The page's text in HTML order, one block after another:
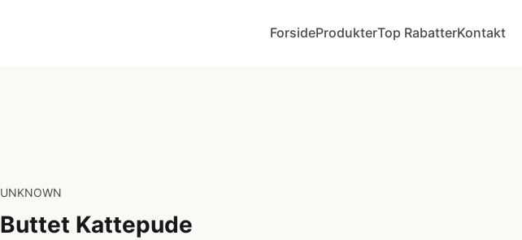
ForsideProdukterTop RabatterKontakt
UNKNOWN
Buttet Kattepude